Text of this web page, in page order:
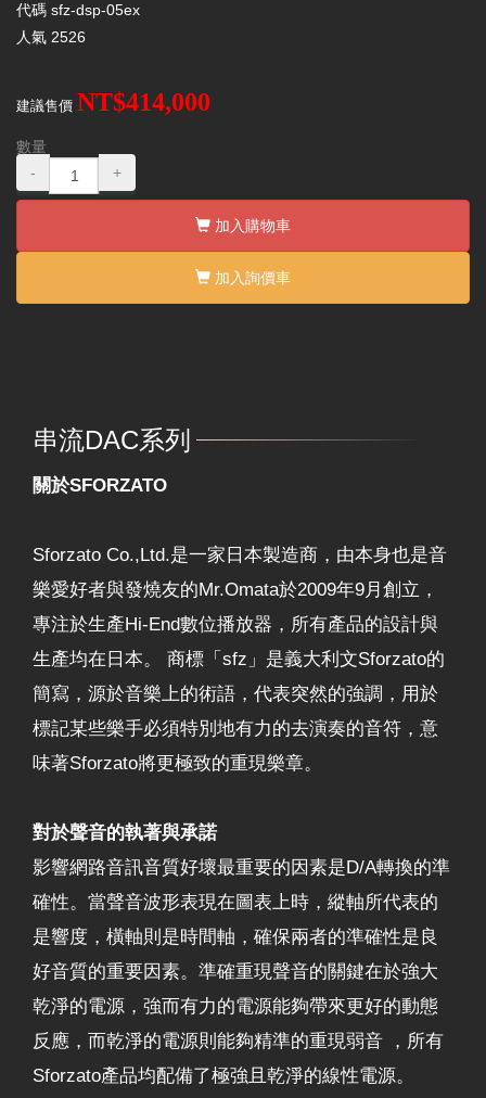
代碼 sfz-dsp-05ex
人氣 2526
建議售價 NT$414,000
數量
-
+
加入購物車
加入詢價車
串流DAC系列
關於SFORZATO
Sforzato Co.,Ltd.是一家日本製造商，由本身也是音
樂愛好者與發燒友的Mr.Omata於2009年9月創立，
專注於生產Hi-End數位播放器，所有產品的設計與
生產均在日本。 商標「sfz」是義大利文Sforzato的
簡寫，源於音樂上的術語，代表突然的強調，用於
標記某些樂手必須特別地有力的去演奏的音符，意
味著Sforzato將更極致的重現樂章。
對於聲音的執著與承諾
影響網路音訊音質好壞最重要的因素是D/A轉換的準
確性。當聲音波形表現在圖表上時，縱軸所代表的
是響度，橫軸則是時間軸，確保兩者的準確性是良
好音質的重要因素。準確重現聲音的關鍵在於強大
乾淨的電源，強而有力的電源能夠帶來更好的動態
反應，而乾淨的電源則能夠精準的重現弱音 ，所有
Sforzato產品均配備了極強且乾淨的線性電源。